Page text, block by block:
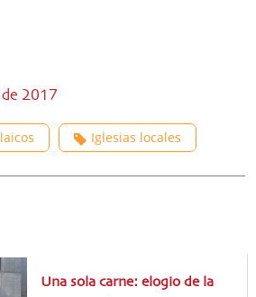
2017
Iglesias locales
Una sola carne: elogio de la